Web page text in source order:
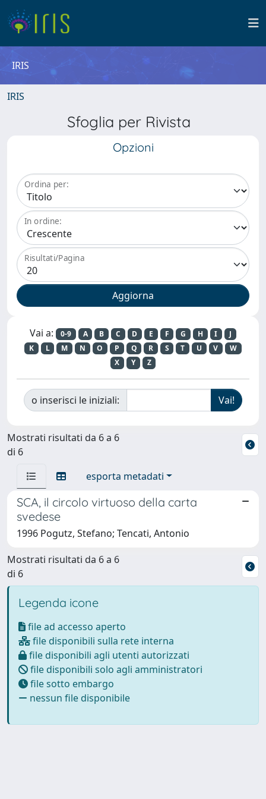
IRIS
IRIS
Sfoglia per Rivista
Opzioni
Ordina per:
In ordine:
Risultati/Pagina
Vai a: 0-9 A B C D E F G H I
J
K
L M N O P Q R S T U V
W
X
Y Z
o inserisci le iniziali:
Mostrati risultati da 6 a 6
di 6
esporta metadati
SCA, il circolo virtuoso della carta
svedese
1996 Pogutz, Stefano; Tencati, Antonio
Mostrati risultati da 6 a 6
di 6
Legenda icone
file ad accesso aperto
file disponibili sulla rete interna
file disponibili agli utenti autorizzati
file disponibili solo agli amministratori
file sotto embargo
nessun file disponibile